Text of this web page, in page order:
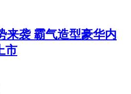
来袭 霸气造型豪华内
市